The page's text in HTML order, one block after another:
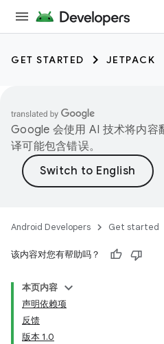
GET STARTED JETPACK
Google 会使用 AI 技术将内容
译可能包含错误。
Android Developers Get started
该内容对您有帮助吗？
本页内容
声明依赖项
反馈
版本 1.0